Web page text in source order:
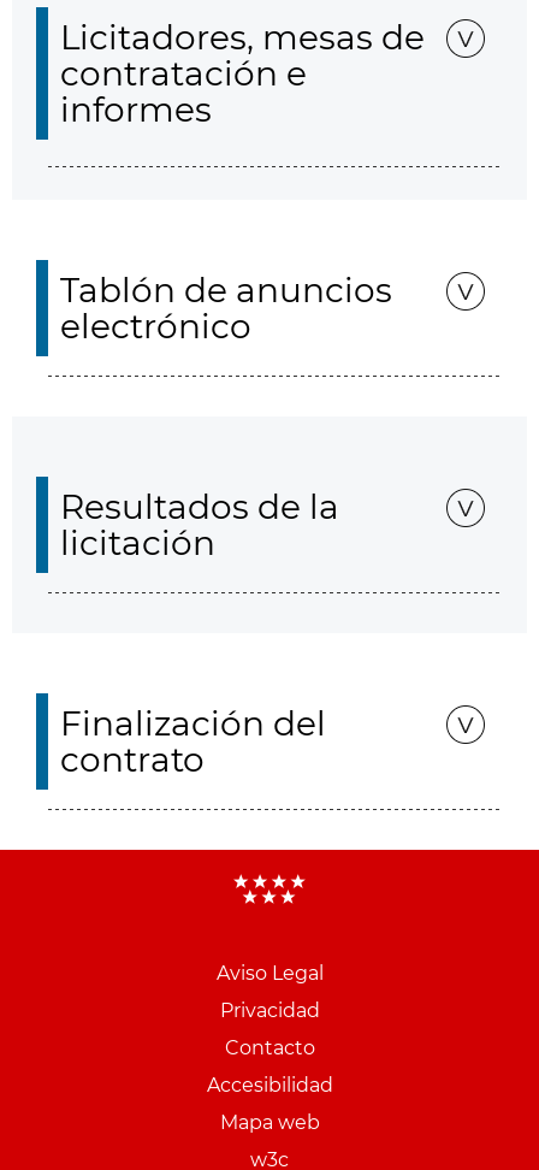
Licitadores, mesas de
contratación e
informes
Tablón de anuncios
electrónico
Resultados de la
licitación
Finalización del
contrato
Aviso Legal
Privacidad
Contacto
Accesibilidad
Mapa web
w3c